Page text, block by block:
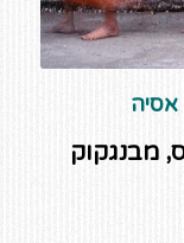
אסיה
מבנגקוק